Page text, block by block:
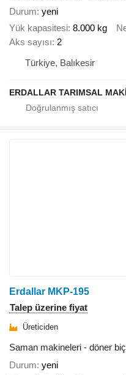
Durum yeni
Yük kapasitesi 8.000 kg
Aks sayısı 2
Türkiye, Balıkesir
Erdallar MKP-195
Talep üzerine fiyat
Üreticiden
Saman makineleri - döner
Durum yeni